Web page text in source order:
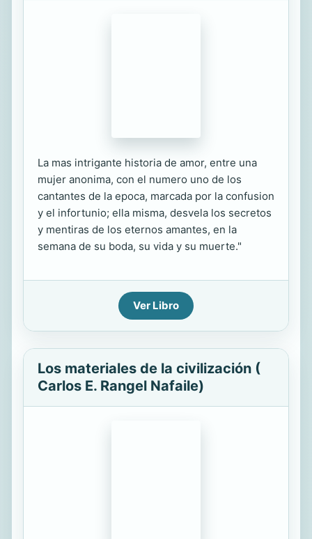
La mas intrigante historia de amor, entre una
mujer anonima, con el numero uno de los
cantantes de la epoca, marcada por la confusion
y el infortunio; ella misma, desvela los secretos
y mentiras de los eternos amantes, en la
semana de su boda, su vida y su muerte."
Ver Libro
Los materiales de la civilización (
Carlos E. Rangel Nafaile)